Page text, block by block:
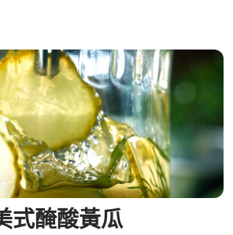
式醃酸黃瓜​